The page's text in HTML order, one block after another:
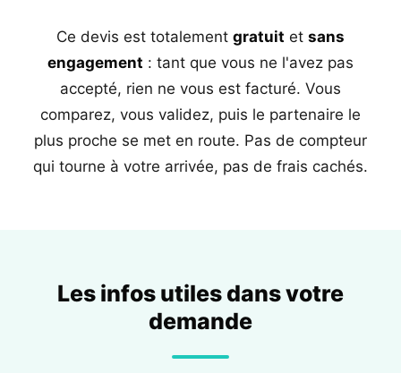
Ce devis est totalement gratuit et sans
engagement : tant que vous ne l'avez pas
accepté, rien ne vous est facturé. Vous
comparez, vous validez, puis le partenaire le
plus proche se met en route. Pas de compteur
qui tourne à votre arrivée, pas de frais cachés.
Les infos utiles dans votre
demande